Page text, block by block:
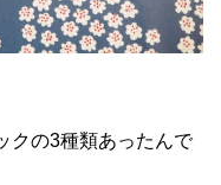
クの3種類あったんで